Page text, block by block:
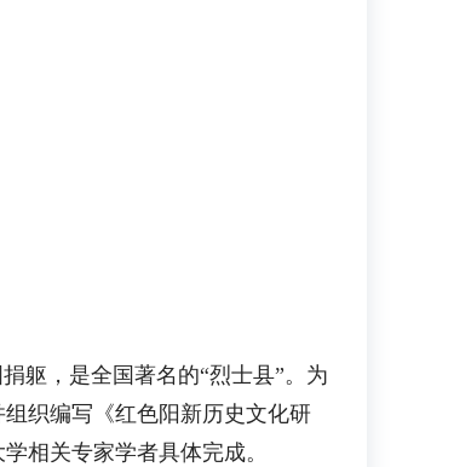
躯，是全国著名的“烈士县”。为
织编写《红色阳新历史文化研
相关专家学者具体完成。